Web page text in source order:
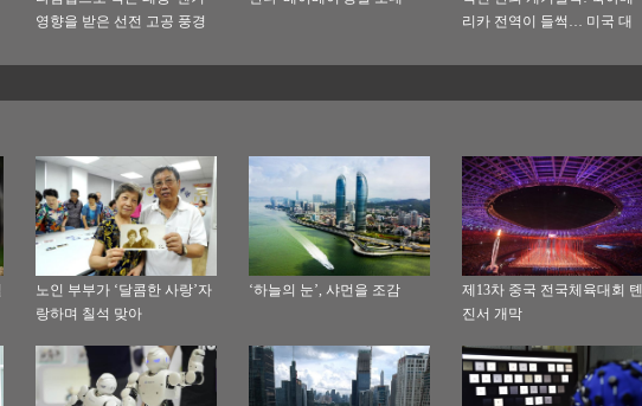
영향을 받은 선전 고공 풍경
리카 전역이 들썩… 미국 대
노인 부부가 ‘달콤한 사랑’자
랑하며 칠석 맞아
‘하늘의 눈’, 샤먼을 조감
제13차 중국 전국체육대회 톈
진서 개막